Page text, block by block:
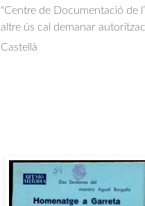
"Centre de Documentació de
altre ús cal demanar
Castellà